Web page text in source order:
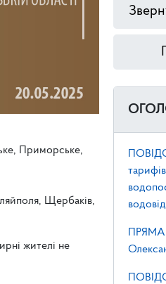
Приморське,
Щербаків,
жителі не
ПРЯМА